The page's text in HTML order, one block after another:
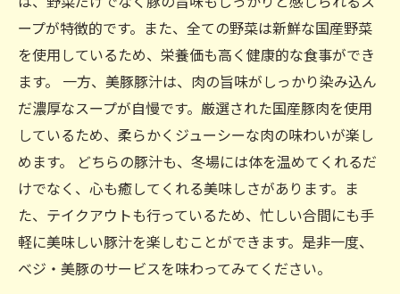
ープが特徴的です。また、全ての野菜は新鮮な国産野菜
を使用しているため、栄養価も高く健康的な食事ができ
ます。 一方、美豚豚汁は、肉の旨味がしっかり染み込ん
だ濃厚なスープが自慢です。厳選された国産豚肉を使用
しているため、柔らかくジューシーな肉の味わいが楽し
めます。 どちらの豚汁も、冬場には体を温めてくれるだ
けでなく、心も癒してくれる美味しさがあります。ま
た、テイクアウトも行っているため、忙しい合間にも手
軽に美味しい豚汁を楽しむことができます。是非一度、
ベジ・美豚のサービスを味わってみてください。